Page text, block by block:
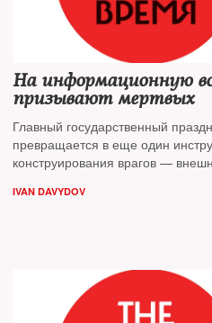
На информационную
призывают мертвых
Главный государственный
превращается в еще один
конструирования врагов —
Давыдова, на это прямо указывают
IVAN DAVYDOV